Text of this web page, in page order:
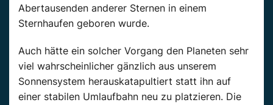
Abertausenden anderer Sternen in einem
Sternhaufen geboren wurde.
Auch hätte ein solcher Vorgang den Planeten sehr
viel wahrscheinlicher gänzlich aus unserem
Sonnensystem herauskatapultiert statt ihn auf
einer stabilen Umlaufbahn neu zu platzieren. Die